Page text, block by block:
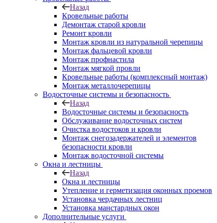
Назад
Кровельные работы
Демонтаж старой кровли
Ремонт кровли
Монтаж кровли из натуральной черепицы
Монтаж фальцевой кровли
Монтаж профнастила
Монтаж мягкой провли
Кровельные работы (комплексный монтаж)
Монтаж металлочерепицы
Водосточные системы и безопасность
Назад
Водосточные системы и безопасность
Обслуживание водосточных систем
Очистка водостоков и кровли
Монтаж снегозадержателей и элементов
безопасности кровли
Монтаж водосточной системы
Окна и лестницы
Назад
Окна и лестницы
Утепление и герметизация оконных проемов
Установка чердачных лестниц
Установка манстардных окон
Дополнительные услуги